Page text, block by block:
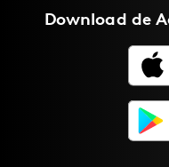
Download de